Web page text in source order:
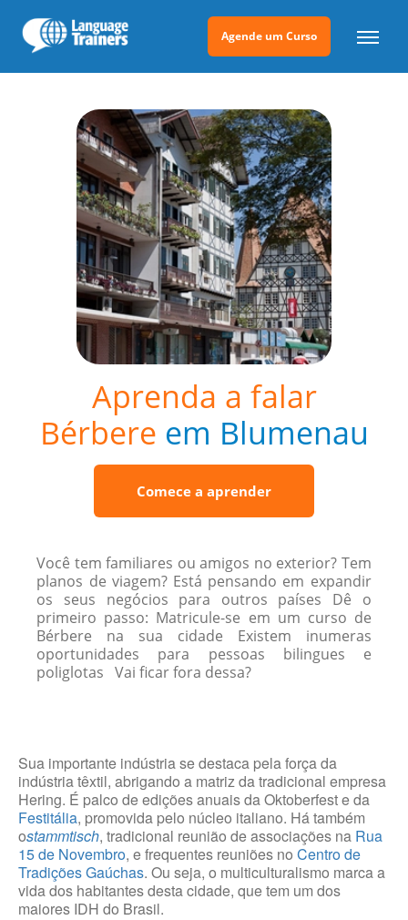
Agende um Curso
Aprenda a falar
Bérbere em Blumenau
Comece a aprender
Você tem familiares ou amigos no exterior? Tem
planos de viagem? Está pensando em expandir
os seus negócios para outros países Dê o
primeiro passo: Matricule-se em um curso de
Bérbere na sua cidade Existem inumeras
oportunidades para pessoas bilingues e
poliglotas Vai ficar fora dessa?
Sua importante indústria se destaca pela força da
indústria têxtil, abrigando a matriz da tradicional empresa
Hering. É palco de edições anuais da Oktoberfest e da
Festitália, promovida pelo núcleo italiano. Há também
ostammtisch, tradicional reunião de associações na Rua
15 de Novembro, e frequentes reuniões no Centro de
Tradições Gaúchas. Ou seja, o multiculturalismo marca a
vida dos habitantes desta cidade, que tem um dos
maiores IDH do Brasil.